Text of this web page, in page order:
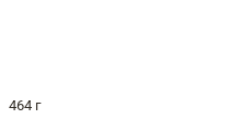
464 г